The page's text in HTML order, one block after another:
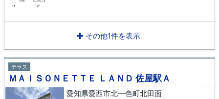
その他1件を表示
テラス
ＭＡＩＳＯＮＥＴＴＥ ＬＡＮＤ 佐屋駅Ａ
愛知県愛西市北一色町北田面